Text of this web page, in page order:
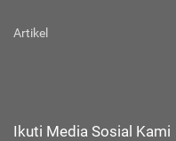
Artikel
Ikuti Media Sosial Kami